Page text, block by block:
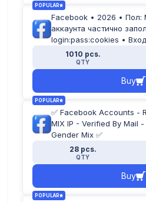
POPULAR
Facebook • 2026 • Пол:
аккаунта частично
login:pass:cookies •
1010 pcs.
QTY
Buy
POPULAR
✅ Facebook Accounts -
MIX IP - Verified By Mail
Gender Mix ✅
28 pcs.
QTY
Buy
POPULAR